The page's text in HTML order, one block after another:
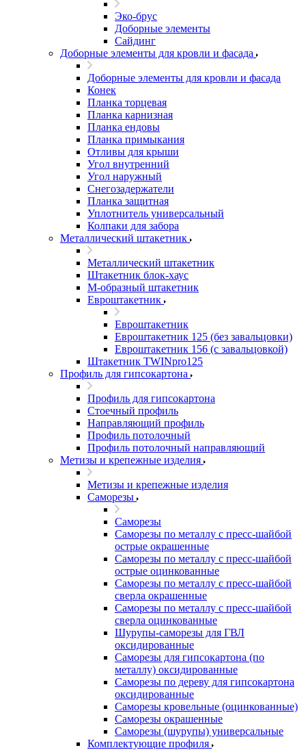
Эко-брус
Доборные элементы
Сайдинг
Доборные элементы для кровли и фасада
Доборные элементы для кровли и фасада
Конек
Планка торцевая
Планка карнизная
Планка ендовы
Планка примыкания
Отливы для крыши
Угол внутренний
Угол наружный
Снегозадержатели
Планка защитная
Уплотнитель универсальный
Колпаки для забора
Металлический штакетник
Металлический штакетник
Штакетник блок-хаус
М-образный штакетник
Евроштакетник
Евроштакетник
Евроштакетник 125 (без завальцовки)
Евроштакетник 156 (с завальцовкой)
Штакетник TWINpro125
Профиль для гипсокартона
Профиль для гипсокартона
Стоечный профиль
Направляющий профиль
Профиль потолочный
Профиль потолочный направляющий
Метизы и крепежные изделия
Метизы и крепежные изделия
Саморезы
Саморезы
Саморезы по металлу с пресс-шайбой
острые окрашенные
Саморезы по металлу с пресс-шайбой
острые оцинкованные
Саморезы по металлу с пресс-шайбой
сверла окрашенные
Саморезы по металлу с пресс-шайбой
сверла оцинкованные
Шурупы-саморезы для ГВЛ
оксидированные
Саморезы для гипсокартона (по
металлу) оксидированные
Саморезы по дереву для гипсокартона
оксидированные
Саморезы кровельные (оцинкованные)
Саморезы окрашенные
Саморезы (шурупы) универсальные
Комплектующие профиля